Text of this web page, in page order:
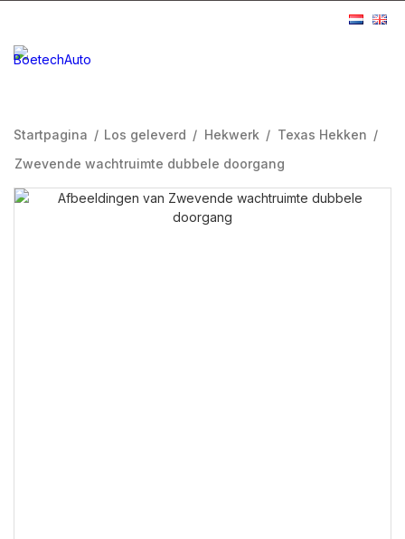
Startpagina / Los geleverd / Hekwerk / Texas Hekken /
Zwevende wachtruimte dubbele doorgang